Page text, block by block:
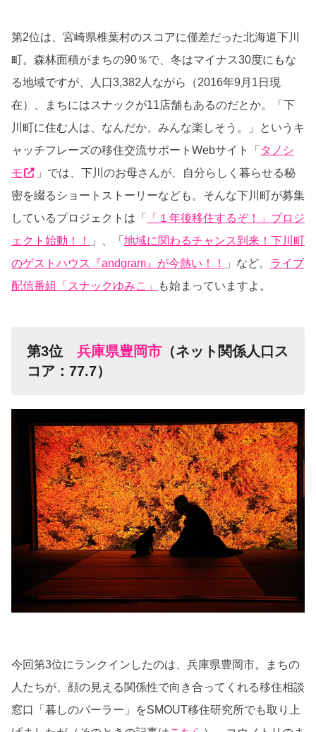
第2位は、宮崎県椎葉村のスコアに僅差だった北海道下川
町。森林面積がまちの90％で、冬はマイナス30度にもな
る地域ですが、人口3,382人ながら（2016年9月1日現
在）、まちにはスナックが11店舗もあるのだとか。「下
川町に住む人は、なんだか、みんな楽しそう。」というキ
ャッチフレーズの移住交流サポートWebサイト「 タノシ
モ
」では、下川のお母さんが、自分らしく暮らせる秘
密を綴るショートストーリーなども。そんな下川町が募集
しているプロジェクトは「
「１年後移住するぞ！」プロジ
ェクト始動！！
」、「 地域に関わるチャンス到来！下川町
のゲストハウス『andgram』が今熱い！！
」など。 ライブ
配信番組「スナックゆみこ」
も始まっていますよ。
第3位 兵庫県豊岡市 （ネット関係人口ス
コア：77.7）
今回第3位にランクインしたのは、兵庫県豊岡市。まちの
人たちが、顔の見える関係性で向き合ってくれる移住相談
窓口「暮しのパーラー」をSMOUT移住研究所でも取り上